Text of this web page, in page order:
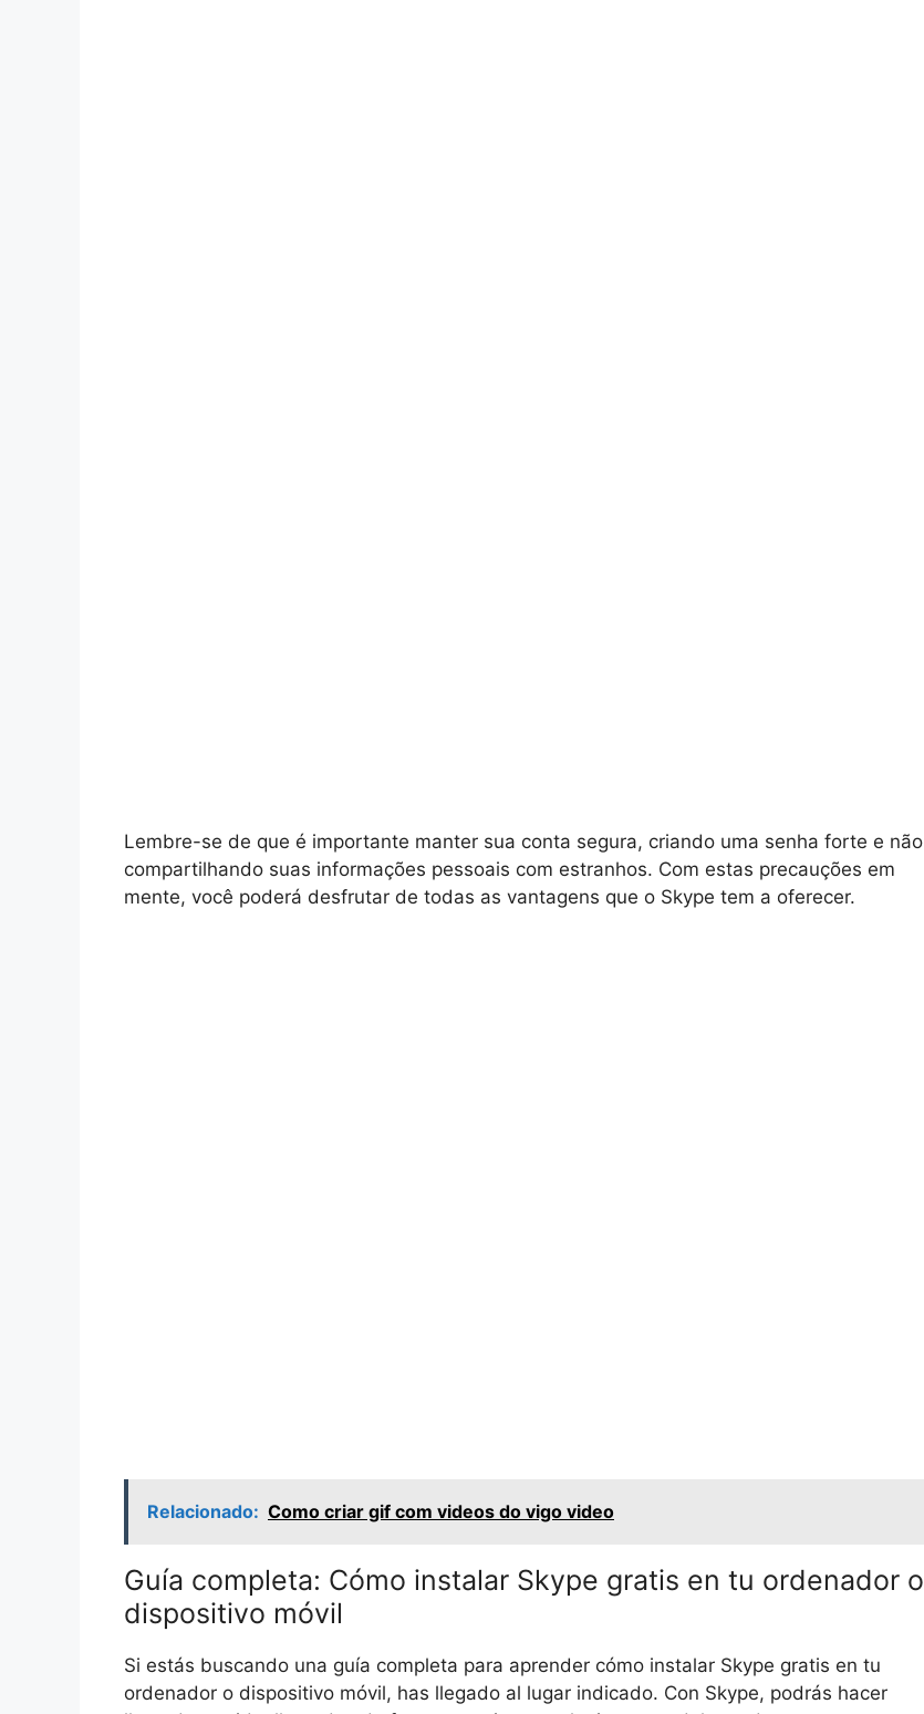
Lembre-se de que é importante manter sua conta segura, criando uma senha forte e não
compartilhando suas informações pessoais com estranhos. Com estas precauções em
mente, você poderá desfrutar de todas as vantagens que o Skype tem a oferecer.
Relacionado: Como criar gif com videos do vigo video
Guía completa: Cómo instalar Skype gratis en tu ordenador o
dispositivo móvil
Si estás buscando una guía completa para aprender cómo instalar Skype gratis en tu
ordenador o dispositivo móvil, has llegado al lugar indicado. Con Skype, podrás hacer